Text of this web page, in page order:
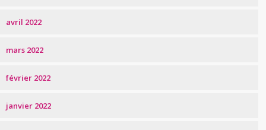
avril 2022
mars 2022
février 2022
janvier 2022